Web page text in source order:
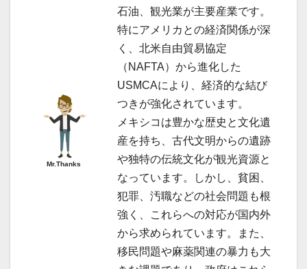
Mr.Thanks
石油、観光業が主要産業です。
特にアメリカとの経済関係が深
く、北米自由貿易協定
（NAFTA）から進化した
USMCAにより、経済的な結び
つきが強化されています。
メキシコは豊かな歴史と文化遺
産を持ち、古代文明からの遺跡
や独特の伝統文化が観光資源と
なっています。しかし、貧困、
犯罪、汚職などの社会問題も根
強く、これらへの対応が国内外
から求められています。また、
移民問題や麻薬関連の暴力も大